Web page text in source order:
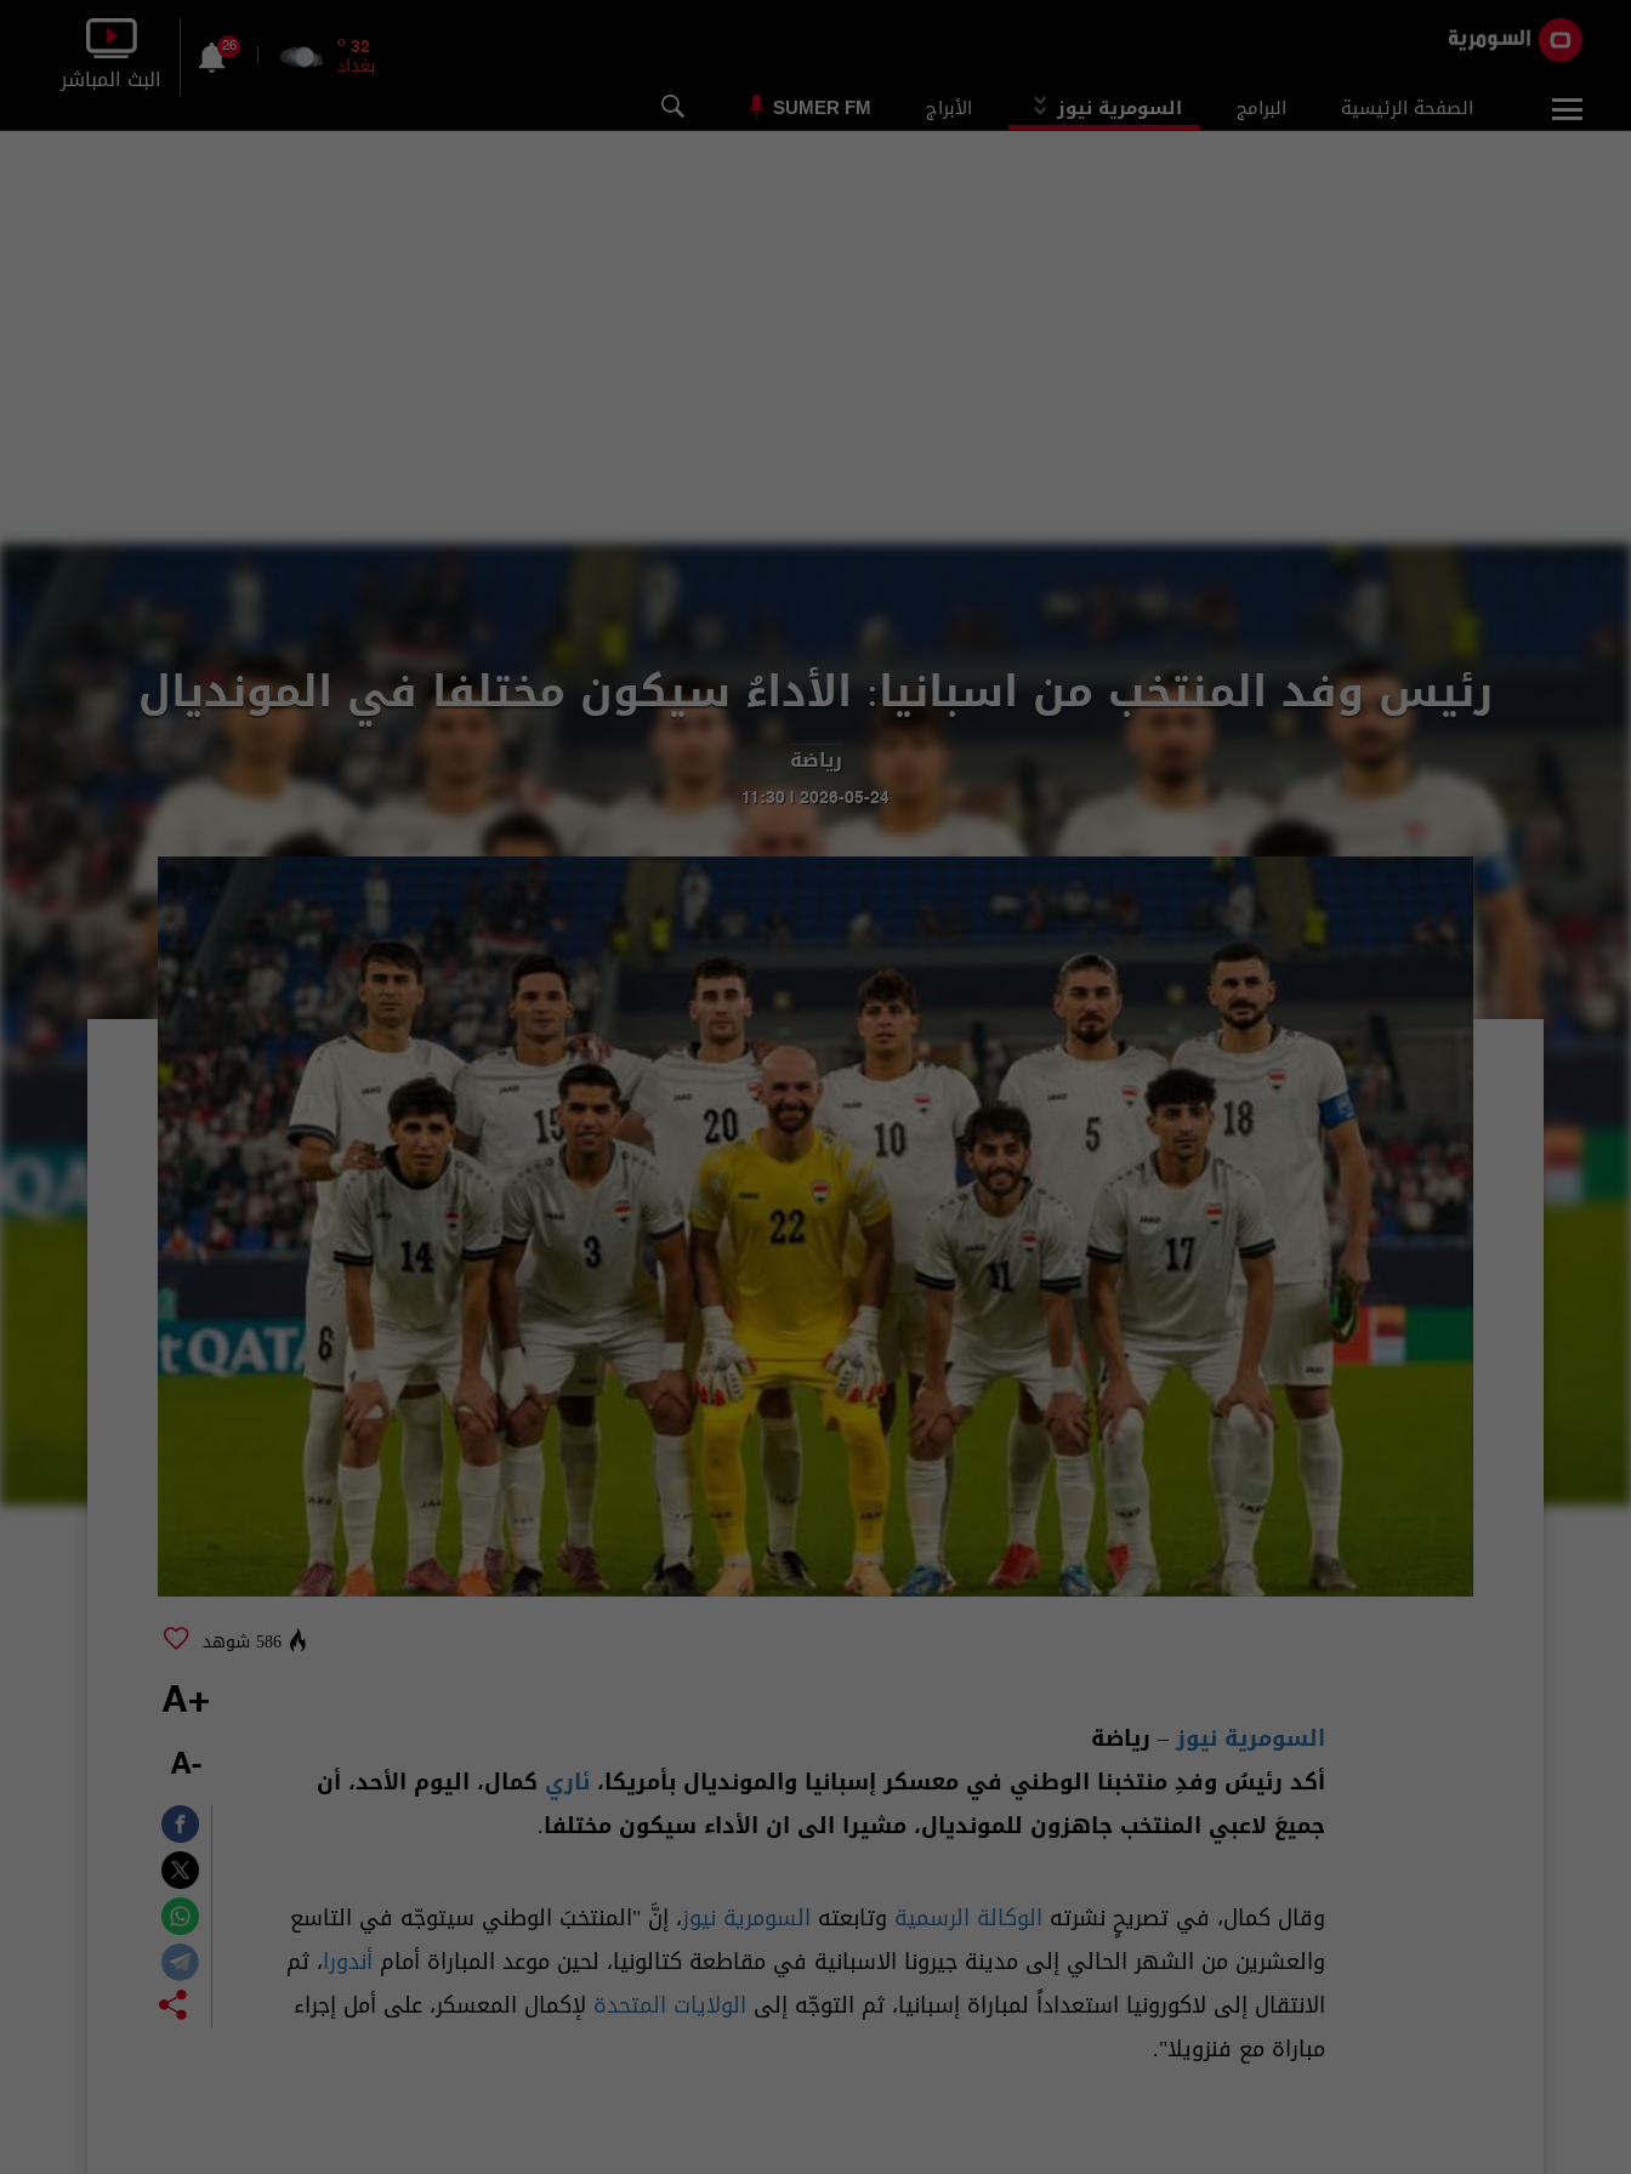
الصفحة الرئيسية البرامج السومرية نيوز الأبراج SUMER FM
32
o
بغداد
26
البث المباشر
رئيس وفد المنتخب من اسبانيا: الأداءُ سيكون مختلفا في المونديال
رياضة
2026-05-24 | 11:30
586 شوهد
السومرية نيوز– رياضة
أكد رئيسُ وفدِ منتخبنا الوطني في معسكر إسبانيا والمونديال بأمريكا، ئاري كمال، اليوم الأحد، أن
جميعَ لاعبي المنتخب جاهزون للمونديال، مشيرا الى ان الأداء سيكون مختلفا.
وقال كمال، في تصريحٍ نشرته الوكالة الرسمية وتابعته السومرية نيوز، إنَّ "المنتخبَ الوطني سيتوجّه في التاسع
والعشرين من الشهر الحالي إلى مدينة جيرونا الاسبانية في مقاطعة كتالونيا، لحين موعد المباراة أمام أندورا، ثم
الانتقال إلى لاكورونيا استعداداً لمباراة إسبانيا، ثم التوجّه إلى الولايات المتحدة لإكمال المعسكر، على أمل إجراء
مباراة مع فنزويلا".
+A
-A